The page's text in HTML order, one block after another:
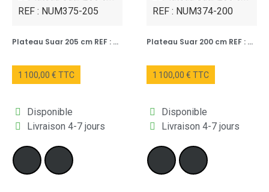
Plateau Suar 205 cm REF : NUM375-205
1 100,00 € TTC
Disponible
Livraison 4-7 jours
Plateau Suar 200 cm REF : NUM374-200
1 100,00 € TTC
Disponible
Livraison 4-7 jours